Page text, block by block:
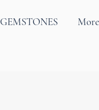
GEMSTONES More